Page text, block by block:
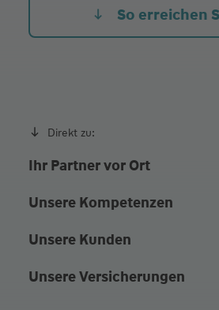
09:00 - 12:00So erreichen
Direkt zu:
Ihr Partner vor Ort
Unsere Kompetenzen
Unsere Kunden
Unsere Versicherungen